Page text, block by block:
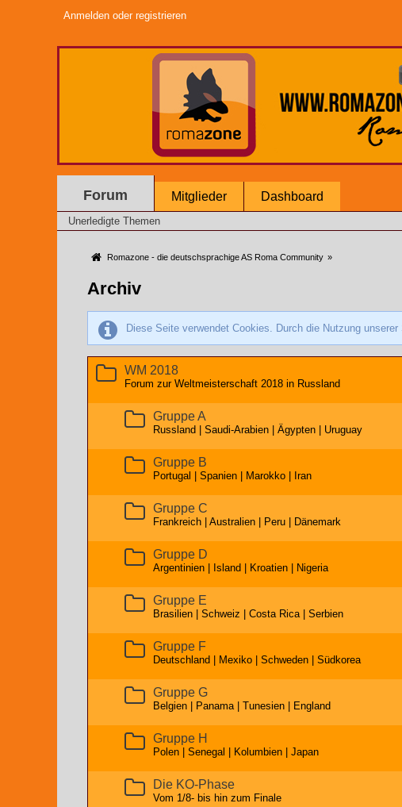
Anmelden oder registrieren
Forum Mitglieder Dashboard
Unerledigte Themen
Romazone - die deutschsprachige AS Roma Community »
Archiv
Diese Seite verwendet Cookies. Durch die Nutzung
WM 2018
Forum zur Weltmeisterschaft 2018 in Russland
Gruppe A
Russland | Saudi-Arabien | Ägypten | Uruguay
Gruppe B
Portugal | Spanien | Marokko | Iran
Gruppe C
Frankreich | Australien | Peru | Dänemark
Gruppe D
Argentinien | Island | Kroatien | Nigeria
Gruppe E
Brasilien | Schweiz | Costa Rica | Serbien
Gruppe F
Deutschland | Mexiko | Schweden | Südkorea
Gruppe G
Belgien | Panama | Tunesien | England
Gruppe H
Polen | Senegal | Kolumbien | Japan
Die KO-Phase
Vom 1/8- bis hin zum Finale